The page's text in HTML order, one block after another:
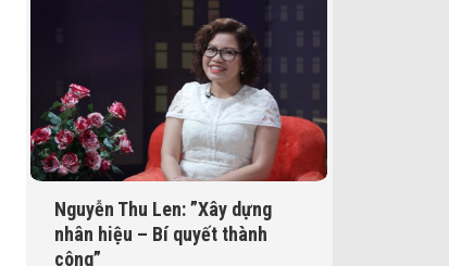
Nguyễn Thu Len: ”Xây dựng
nhân hiệu – Bí quyết thành
công”